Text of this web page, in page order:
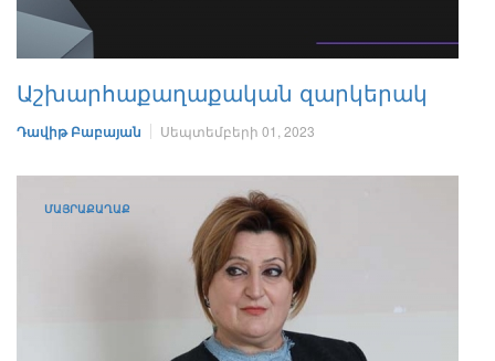
Աշխարհաքաղաքական զարկերակ
Դավիթ Բաբայան Սեպտեմբերի 01, 2023
ՄԱՅՐԱՔԱՂԱՔ